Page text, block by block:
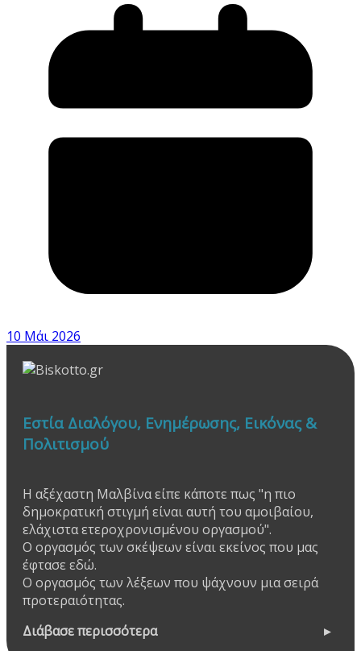
10 Μάι 2026
Εστία Διαλόγου, Ενημέρωσης, Εικόνας &
Πολιτισμού
Η αξέχαστη Μαλβίνα είπε κάποτε πως "η πιο
δημοκρατική στιγμή είναι αυτή του αμοιβαίου,
ελάχιστα ετεροχρονισμένου οργασμού".
Ο οργασμός των σκέψεων είναι εκείνος που μας
έφτασε εδώ.
Ο οργασμός των λέξεων που ψάχνουν μια σειρά
προτεραιότητας.
Διάβασε περισσότερα